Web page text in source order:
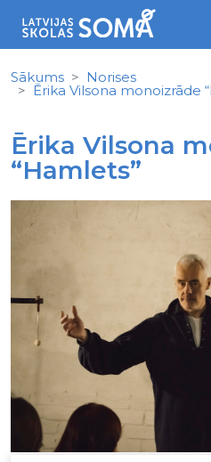
Sākums Norises
Ērika Vilsona monoizrāde
Ērika Vilsona
“Hamlets”